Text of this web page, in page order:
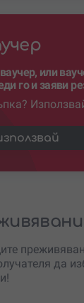
или
го и заяви
да